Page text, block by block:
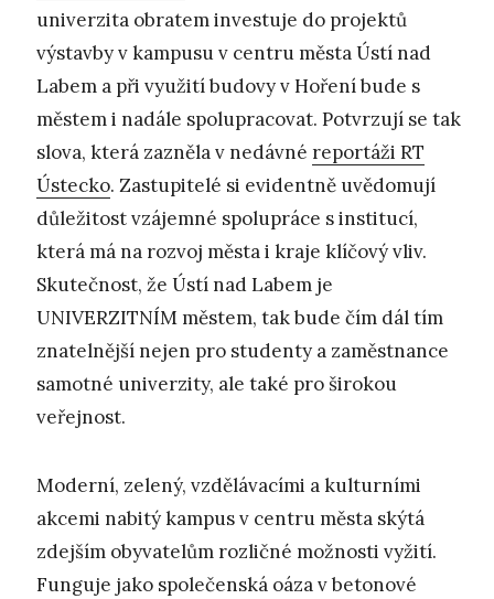
univerzita obratem investuje do projektů
výstavby v kampusu v centru města Ústí nad
Labem a při využití budovy v Hoření bude s
městem i nadále spolupracovat. Potvrzují se tak
slova, která zazněla v nedávné reportáži RT
Ústecko. Zastupitelé si evidentně uvědomují
důležitost vzájemné spolupráce s institucí,
která má na rozvoj města i kraje klíčový vliv.
Skutečnost, že Ústí nad Labem je
UNIVERZITNÍM městem, tak bude čím dál tím
znatelnější nejen pro studenty a zaměstnance
samotné univerzity, ale také pro širokou
veřejnost.
Moderní, zelený, vzdělávacími a kulturními
akcemi nabitý kampus v centru města skýtá
zdejším obyvatelům rozličné možnosti vyžití.
Funguje jako společenská oáza v betonové